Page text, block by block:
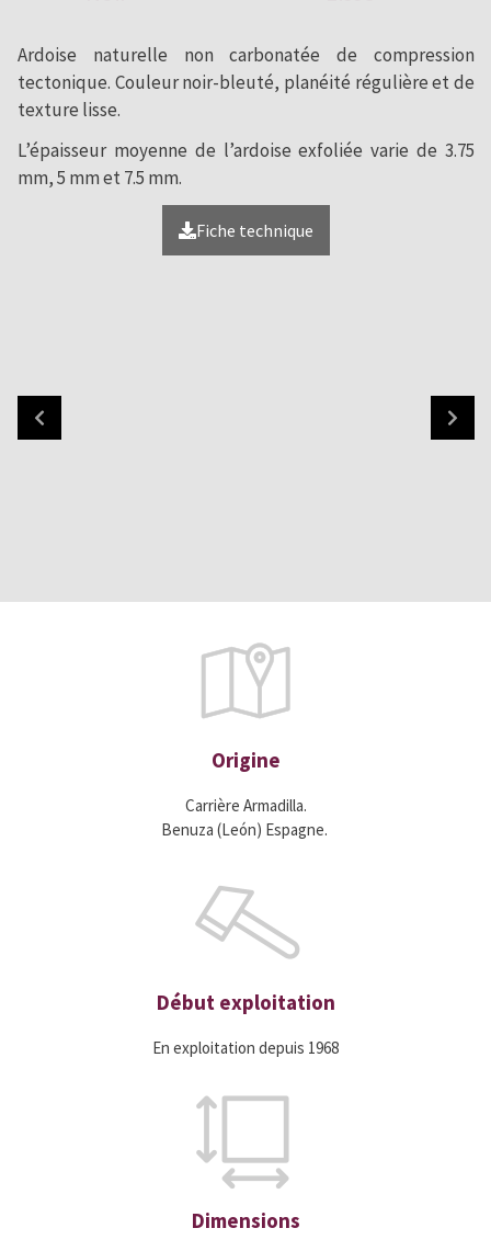
Ardoise naturelle non carbonatée de compression
tectonique. Couleur noir-bleuté, planéité régulière et de
texture lisse.
L’épaisseur moyenne de l’ardoise exfoliée varie de 3.75
mm, 5 mm et 7.5 mm.
Fiche technique
Origine
Carrière Armadilla.
Benuza (León) Espagne.
Début exploitation
En exploitation depuis 1968
Dimensions